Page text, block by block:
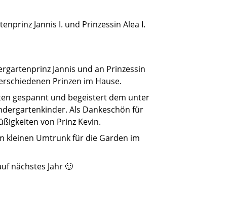
Jannis Ι. und Prinzessin Alea Ι.
Jannis und an Prinzessin
Prinzen im Hause.
gespannt und begeistert dem unter
Als Dankeschön für
von Prinz Kevin.
kleinen Umtrunk für die Garden im
nächstes Jahr 🙂